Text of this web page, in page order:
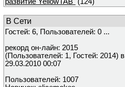
В Сети
Гостей: 6, Пользователей: 0 ...
рекорд он-лайн: 2015
(Пользователей: 1, Гостей: 2014) в
29.03.2010 00:07
Пользователей: 1007